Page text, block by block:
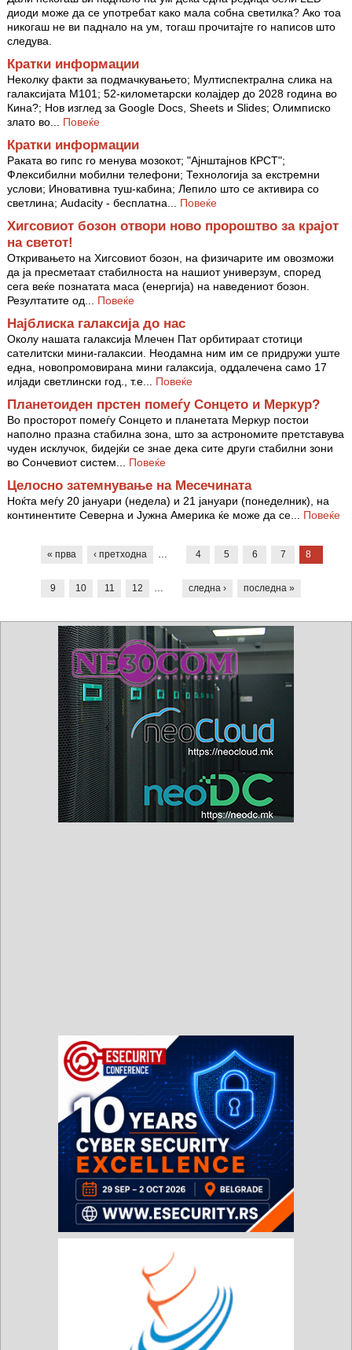
диоди може да се употребат како мала собна светилка? Ако тоа
никогаш не ви паднало на ум, тогаш прочитајте го написов што
следува.
Кратки информации
Неколку факти за подмачкувањето; Мултиспектрална слика на
галаксијата М101; 52-километарски колајдер до 2028 година во
Кина?; Нов изглед за Google Docs, Sheets и Slides; Олимписко
злато во... Повеќе
Кратки информации
Раката во гипс го менува мозокот; "Ајнштајнов КРСТ";
Флексибилни мобилни телефони; Технологија за екстремни
услови; Иновативна туш-кабина; Лепило што се активира со
светлина; Audacity - бесплатна... Повеќе
Хигсовиот бозон отвори ново пророштво за крајот
на светот!
Откривањето на Хигсовиот бозон, на физичарите им овозможи
да ја пресметаат стабилноста на нашиот универзум, според
сега веќе познатата маса (енергија) на наведениот бозон.
Резултатите од... Повеќе
Најблиска галаксија до нас
Околу нашата галаксија Млечен Пат орбитираат стотици
сателитски мини-галаксии. Неодамна ним им се придружи уште
една, новопромовирана мини галаксија, оддалечена само 17
илјади светлински год., т.е... Повеќе
Планетоиден прстен помеѓу Сонцето и Меркур?
Во просторот помеѓу Сонцето и планетата Меркур постои
наполно празна стабилна зона, што за астрономите претставува
чуден исклучок, бидејќи се знае дека сите други стабилни зони
во Сончевиот систем... Повеќе
Целосно затемнување на Mесечината
Ноќта меѓу 20 јануари (недела) и 21 јануари (понеделник), на
континентите Северна и Јужна Америка ќе може да се... Повеќе
« прва ‹ претходна … 4 5 6 7 8
9 10 11 12 … следна › последна »